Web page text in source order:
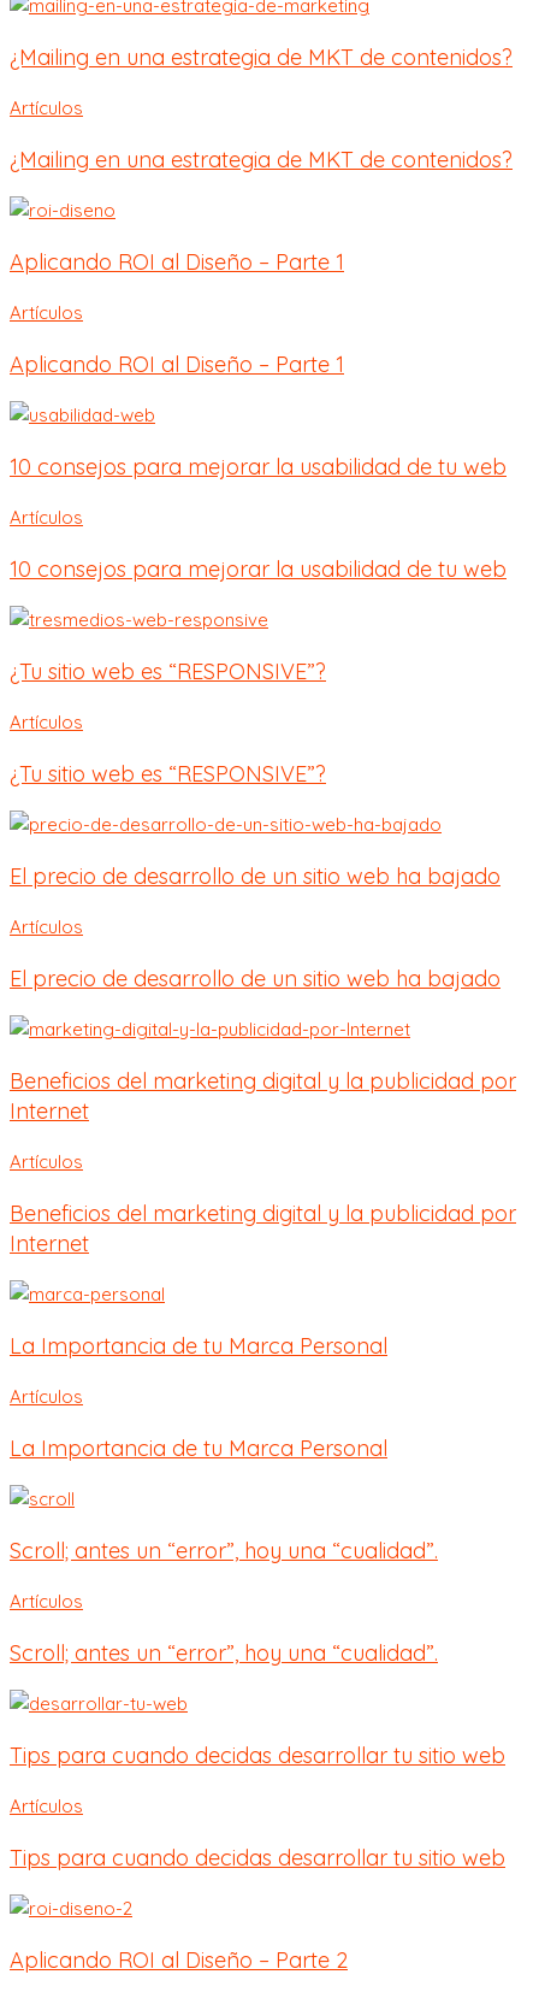
¿Mailing en una estrategia de MKT de contenidos?
Artículos
¿Mailing en una estrategia de MKT de contenidos?
Aplicando ROI al Diseño – Parte 1
Artículos
Aplicando ROI al Diseño – Parte 1
10 consejos para mejorar la usabilidad de tu web
Artículos
10 consejos para mejorar la usabilidad de tu web
¿Tu sitio web es “RESPONSIVE”?
Artículos
¿Tu sitio web es “RESPONSIVE”?
El precio de desarrollo de un sitio web ha bajado
Artículos
El precio de desarrollo de un sitio web ha bajado
Beneficios del marketing digital y la publicidad por
Internet
Artículos
Beneficios del marketing digital y la publicidad por
Internet
La Importancia de tu Marca Personal
Artículos
La Importancia de tu Marca Personal
Scroll; antes un “error”, hoy una “cualidad”.
Artículos
Scroll; antes un “error”, hoy una “cualidad”.
Tips para cuando decidas desarrollar tu sitio web
Artículos
Tips para cuando decidas desarrollar tu sitio web
Aplicando ROI al Diseño – Parte 2